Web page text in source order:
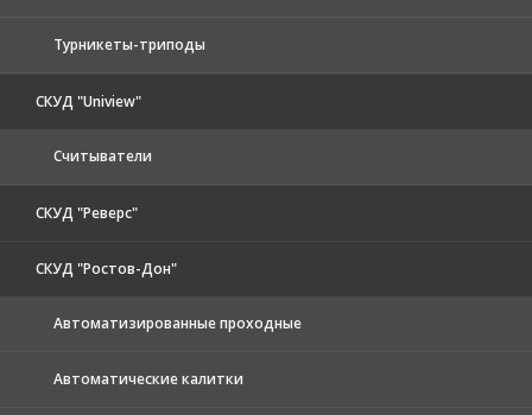
Турникеты-триподы
СКУД "Uniview"
Считыватели
СКУД "Реверс"
СКУД "Ростов-Дон"
Автоматизированные проходные
Автоматические калитки